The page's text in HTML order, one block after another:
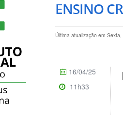
ENSINO
Última atualização em
16/04/25
11h33